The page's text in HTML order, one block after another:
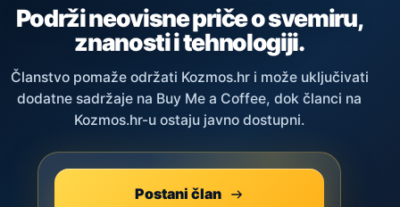
Podrži neovisne priče o svemiru,
znanosti i tehnologiji.
Članstvo pomaže održati Kozmos.hr i može uključivati
dodatne sadržaje na Buy Me a Coffee, dok članci na
Kozmos.hr-u ostaju javno dostupni.
Postani član